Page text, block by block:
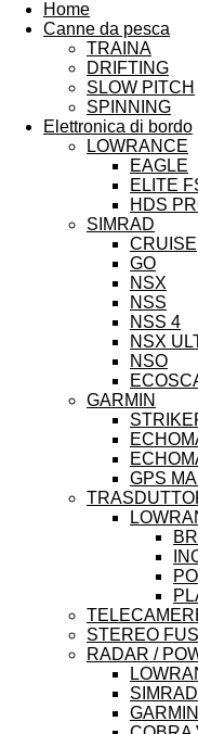
Home
Canne da pesca
TRAINA
DRIFTING
SLOW PITCH
SPINNING
Elettronica di bordo
LOWRANCE
EAGLE
ELITE
HDS
SIMRAD
CRUISE
GO
NSX
NSS
NSS 4
NSX
NSO
GARMIN
GPS
STEREO
RADAR /